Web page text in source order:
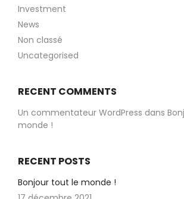
Investment
News
Non classé
Uncategorised
RECENT COMMENTS
Un commentateur WordPress dans
monde !
RECENT POSTS
Bonjour tout le monde !